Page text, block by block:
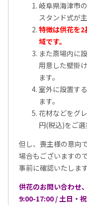
岐阜県海津市
スタンド式が主
特徴は供花を
域です。
また斎場内に
用意した壁掛
ます。
室外に設置す
ます。
花材などをグ
円(税込)をご選
但し、喪主様の意向
場合もございますの
事前に確認いたします
供花のお問い合わせ
9:00-17:00 / 土日・